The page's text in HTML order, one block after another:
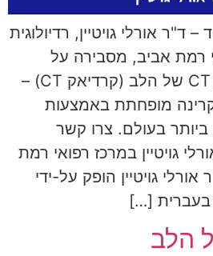
אורלי גויטיין, רדיולוגית
רמת אביב, מסבירה על
החשיבות של בדיקת CT של הלב (קרדיאק CT) –
מופחתת באמצעות
בעולם. צרו קשר
גויטיין במרכז רפואי רמת
גויטיין הופק על-ידי